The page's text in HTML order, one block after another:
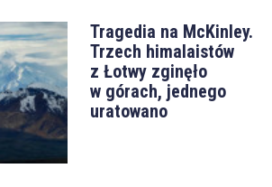
Tragedia na McKinley.
Trzech himalaistów
z Łotwy zginęło
w górach, jednego
uratowano